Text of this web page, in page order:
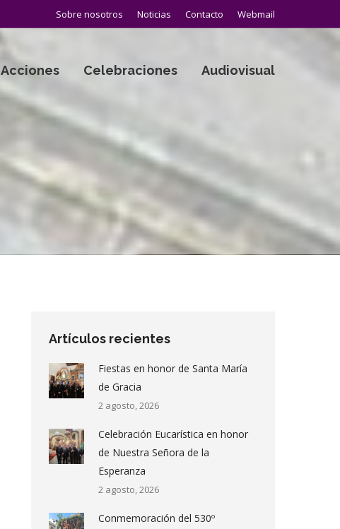
Sobre nosotros Noticias Contacto Webmail
Acciones Celebraciones Audiovisual
Artículos recientes
Fiestas en honor de Santa María
de Gracia
2 agosto, 2026
Celebración Eucarística en honor
de Nuestra Señora de la
Esperanza
2 agosto, 2026
Conmemoración del 530º